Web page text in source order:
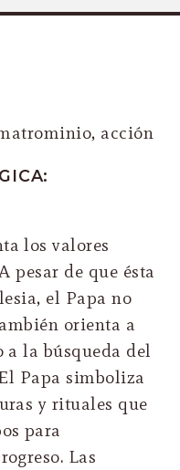
acción
los valores
pesar de que ésta
el Papa no
orienta a
a la búsqueda del
Papa simboliza
y rituales que
para
Las